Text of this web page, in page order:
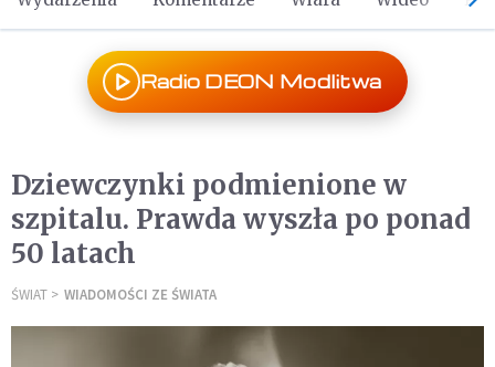
Radio DEON Modlitwa
Dziewczynki podmienione w
szpitalu. Prawda wyszła po ponad
50 latach
ŚWIAT WIADOMOŚCI ZE ŚWIATA